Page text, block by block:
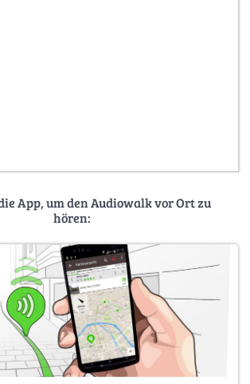
App, um den Audiowalk vor Ort zu
hören: